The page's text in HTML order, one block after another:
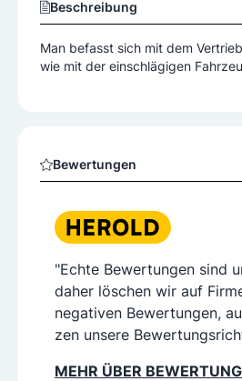
Beschreibung
Man befasst sich mit dem
wie mit der einschlägigen
Bewertungen
"Echte Bewertungen sind
daher löschen wir auf
negativen Bewertungen,
zen unsere
MEHR ÜBER